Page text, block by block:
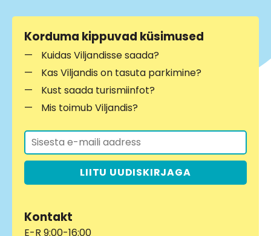
Korduma kippuvad küsimused
Kuidas Viljandisse saada?
Kas Viljandis on tasuta parkimine?
Kust saada turismiinfot?
Mis toimub Viljandis?
LIITU UUDISKIRJAGA
Kontakt
E-R 9:00-16:00